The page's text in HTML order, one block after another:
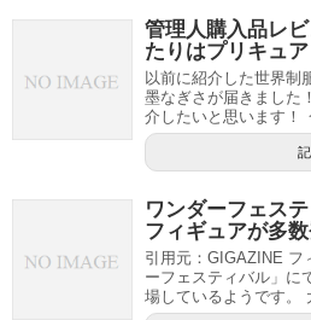
管理人購入品レ
たりはプリキュ
以前に紹介した世界制
墨なぎさが届きました
介したいと思います！
ワンダーフェス
フィギュアが多数
引用元：GIGAZINE フ
ーフェスティバル」に
場しているようです。